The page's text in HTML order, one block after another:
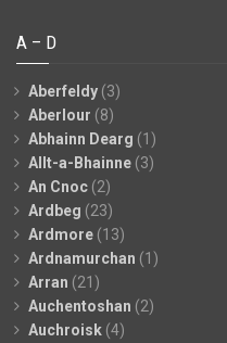
A – D
Aberfeldy (3)
Aberlour (8)
Abhainn Dearg (1)
Allt-a-Bhainne (3)
An Cnoc (2)
Ardbeg (23)
Ardmore (13)
Ardnamurchan (1)
Arran (21)
Auchentoshan (2)
Auchroisk (4)